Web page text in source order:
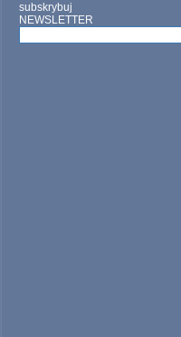
subskrybuj
NEWSLETTER